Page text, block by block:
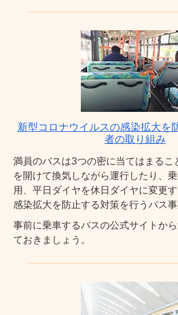
新型コロナウイルスの感染拡大を
者の取り組み
満員のバスは3つの密に当てはまるこ
を開けて換気しながら運行したり、
用、平日ダイヤを休日ダイヤに変更
感染拡大を防止する対策を行うバス事
事前に乗車するバスの公式サイトか
ておきましょう。